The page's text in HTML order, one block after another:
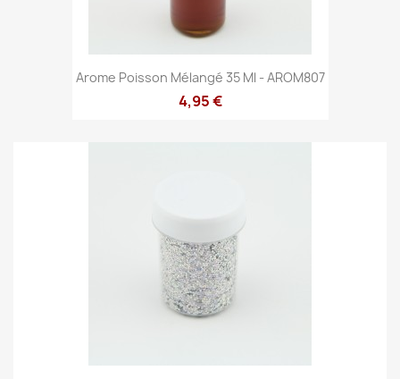
Arome Poisson Mélangé 35 Ml - AROM807
4,95 €